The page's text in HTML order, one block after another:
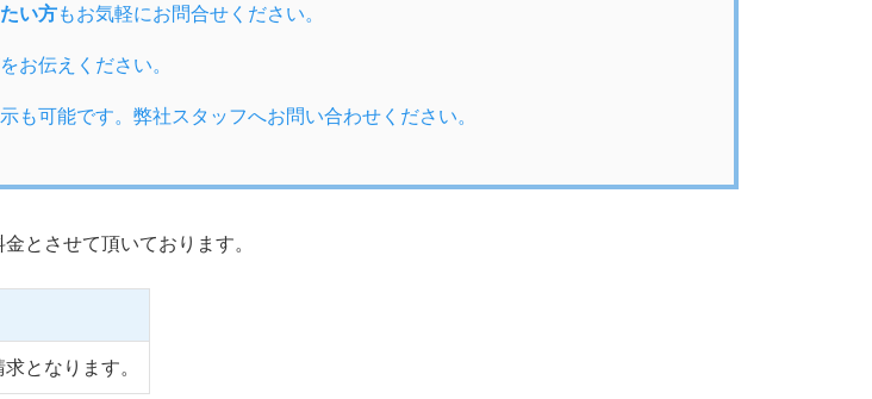
い方もお気軽にお問合せください。
お伝えください。
も可能です。弊社スタッフへお問い合わせください。
とさせて頂いております。
となります。